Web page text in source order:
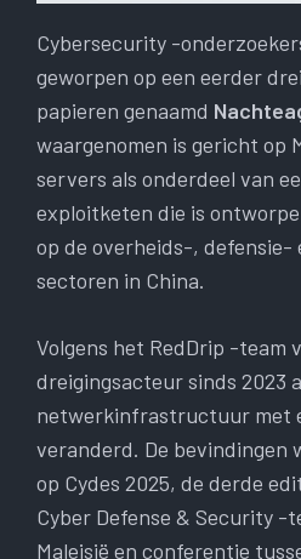
Cybersecurity -
geworpen op een eerder
papieren genaamd
waargenomen is gericht op
servers als onderdeel van
exploitketen die is
op de overheids-, defensie-
sectoren in China.
Volgens het RedDrip -team
dreigingsacteur sinds 2023
netwerkinfrastructuur met
veranderd. De bevindingen
op Cydes 2025, de derde
Cyber ​​Defense & Security -
Maleisië en conferentie